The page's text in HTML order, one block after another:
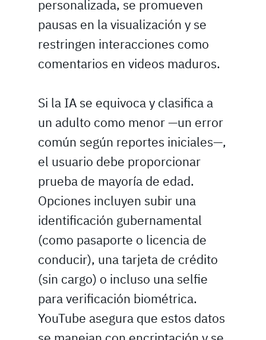
personalizada, se promueven
pausas en la visualización y se
restringen interacciones como
comentarios en videos maduros.
Si la IA se equivoca y clasifica a
un adulto como menor —un error
común según reportes iniciales—,
el usuario debe proporcionar
prueba de mayoría de edad.
Opciones incluyen subir una
identificación gubernamental
(como pasaporte o licencia de
conducir), una tarjeta de crédito
(sin cargo) o incluso una selfie
para verificación biométrica.
YouTube asegura que estos datos